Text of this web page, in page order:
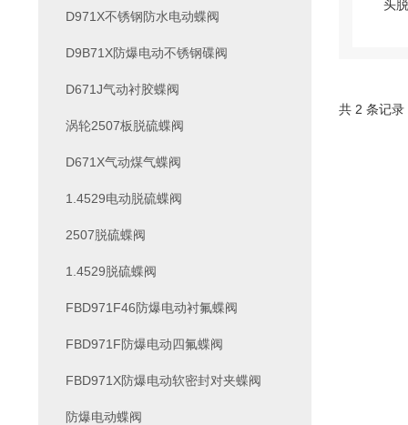
共 2 条记
D971X不锈钢防水电动蝶阀
D9B71X防爆电动不锈钢碟阀
D671J气动衬胶蝶阀
涡轮2507板脱硫蝶阀
D671X气动煤气蝶阀
1.4529电动脱硫蝶阀
2507脱硫蝶阀
1.4529脱硫蝶阀
FBD971F46防爆电动衬氟蝶阀
FBD971F防爆电动四氟蝶阀
FBD971X防爆电动软密封对夹蝶阀
防爆电动蝶阀